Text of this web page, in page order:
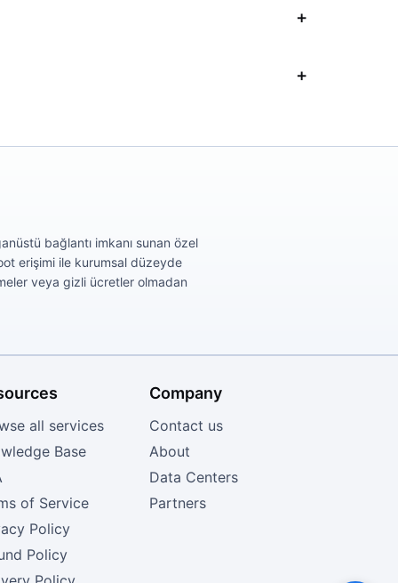
bağlantı imkanı sunan özel
erişimi ile kurumsal düzeyde
veya gizli ücretler olmadan
all services
Base
of Service
Policy
Policy
Company
Contact us
About
Data Centers
Partners